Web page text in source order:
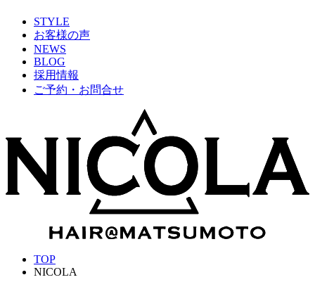
STYLE
お客様の声
NEWS
BLOG
採用情報
ご予約・お問合せ
TOP
NICOLA